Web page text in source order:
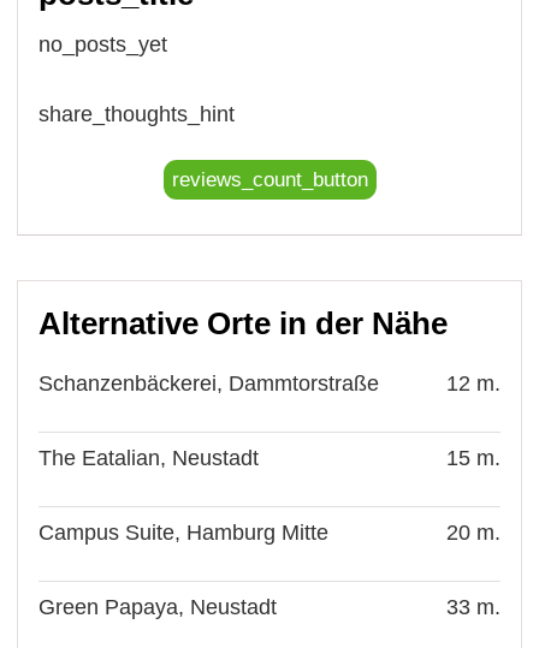
no_posts_yet
share_thoughts_hint
reviews_count_button
Alternative Orte in der Nähe
Schanzenbäckerei, Dammtorstraße 12 m.
The Eatalian, Neustadt 15 m.
Campus Suite, Hamburg Mitte 20 m.
Green Papaya, Neustadt 33 m.